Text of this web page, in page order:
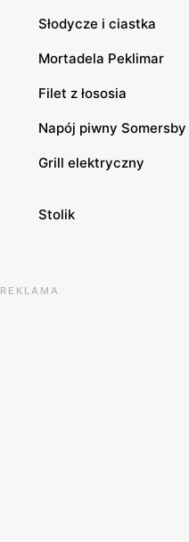
Słodycze i ciastka
Mortadela Peklimar
Filet z łososia
Napój piwny Somersby
Grill elektryczny
Stolik
REKLAMA